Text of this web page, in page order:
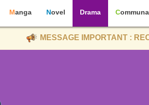
Manga Novel Drama
MESSAGE IMPORTANT :